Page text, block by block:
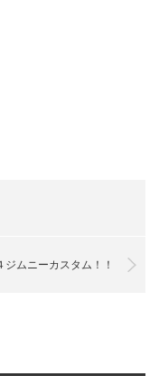
ジムニーカスタム！！